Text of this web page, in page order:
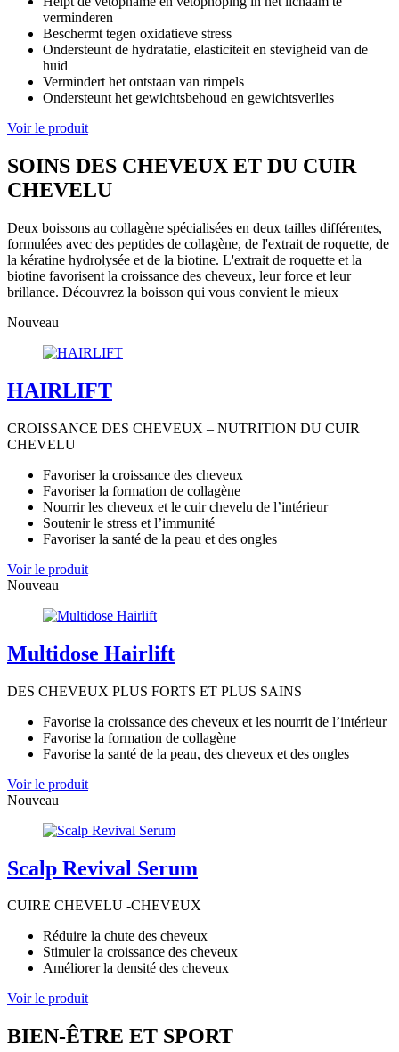
verminderen
Beschermt tegen oxidatieve stress
Ondersteunt de hydratatie, elasticiteit en stevigheid van de
huid
Vermindert het ontstaan van rimpels
Ondersteunt het gewichtsbehoud en gewichtsverlies
Voir le produit
SOINS DES CHEVEUX ET DU CUIR
CHEVELU
Deux boissons au collagène spécialisées en deux tailles différentes,
formulées avec des peptides de collagène, de l'extrait de roquette, de
la kératine hydrolysée et de la biotine. L'extrait de roquette et la
biotine favorisent la croissance des cheveux, leur force et leur
brillance. Découvrez la boisson qui vous convient le mieux
Nouveau
HAIRLIFT
CROISSANCE DES CHEVEUX – NUTRITION DU CUIR
CHEVELU
Favoriser la croissance des cheveux
Favoriser la formation de collagène
Nourrir les cheveux et le cuir chevelu de l’intérieur
Soutenir le stress et l’immunité
Favoriser la santé de la peau et des ongles
Voir le produit
Nouveau
Multidose Hairlift
DES CHEVEUX PLUS FORTS ET PLUS SAINS
Favorise la croissance des cheveux et les nourrit de l’intérieur
Favorise la formation de collagène
Favorise la santé de la peau, des cheveux et des ongles
Voir le produit
Nouveau
Scalp Revival Serum
CUIRE CHEVELU -CHEVEUX
Réduire la chute des cheveux
Stimuler la croissance des cheveux
Améliorer la densité des cheveux
Voir le produit
BIEN-ÊTRE ET SPORT